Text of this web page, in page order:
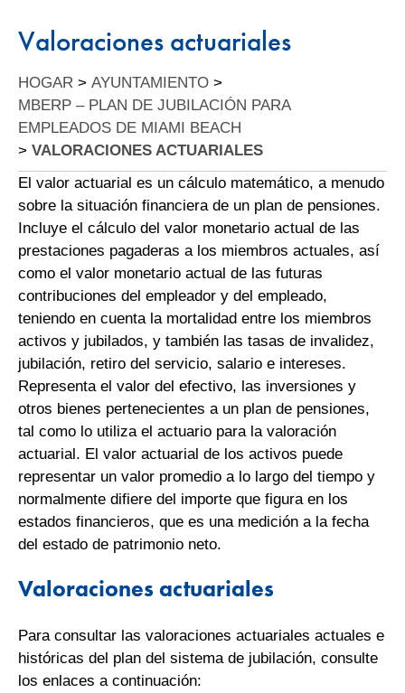
Valoraciones actuariales
HOGAR > AYUNTAMIENTO >
MBERP – PLAN DE JUBILACIÓN PARA
EMPLEADOS DE MIAMI BEACH
> VALORACIONES ACTUARIALES
El valor actuarial es un cálculo matemático, a menudo
sobre la situación financiera de un plan de pensiones.
Incluye el cálculo del valor monetario actual de las
prestaciones pagaderas a los miembros actuales, así
como el valor monetario actual de las futuras
contribuciones del empleador y del empleado,
teniendo en cuenta la mortalidad entre los miembros
activos y jubilados, y también las tasas de invalidez,
jubilación, retiro del servicio, salario e intereses.
Representa el valor del efectivo, las inversiones y
otros bienes pertenecientes a un plan de pensiones,
tal como lo utiliza el actuario para la valoración
actuarial. El valor actuarial de los activos puede
representar un valor promedio a lo largo del tiempo y
normalmente difiere del importe que figura en los
estados financieros, que es una medición a la fecha
del estado de patrimonio neto.
Valoraciones actuariales
Para consultar las valoraciones actuariales actuales e
históricas del plan del sistema de jubilación, consulte
los enlaces a continuación: